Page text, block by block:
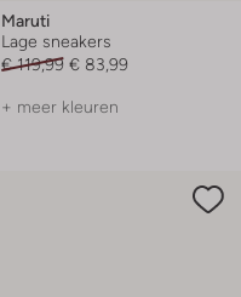
Maruti
Lage sneakers
€ 119,99 € 83,99
+ meer kleuren